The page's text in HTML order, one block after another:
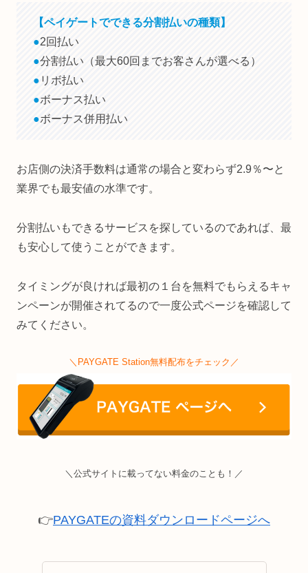
【ペイゲートでできる分割払いの種類】
●2回払い
●分割払い（最大60回までお客さんが選べる）
● リボ払い
●ボーナス払い
●ボーナス併用払い
お店側の決済手数料は通常の場合と変わらず2.9％〜と
業界でも最安値の水準です。
分割払いもできるサービスを探しているのであれば、最
も安心して使うことができます。
タイミングが良ければ最初の１台を無料でもらえるキャ
ンペーンが開催されてるので一度公式ページを確認して
みてください。
＼PAYGATE Station無料配布をチェック／
＼公式サイトに載ってない料金のことも！／
👉PAYGATEの資料ダウンロードページへ